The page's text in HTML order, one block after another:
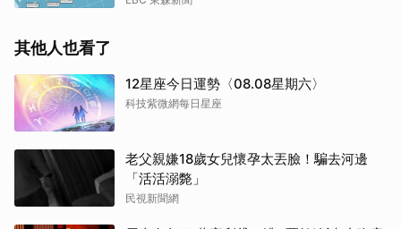
其他人也看了
12星座今日運勢〈08.08星期六〉
科技紫微網每日星座
老父親嫌18歲女兒懷孕太丟臉！騙去河邊
「活活溺斃」
民視新聞網